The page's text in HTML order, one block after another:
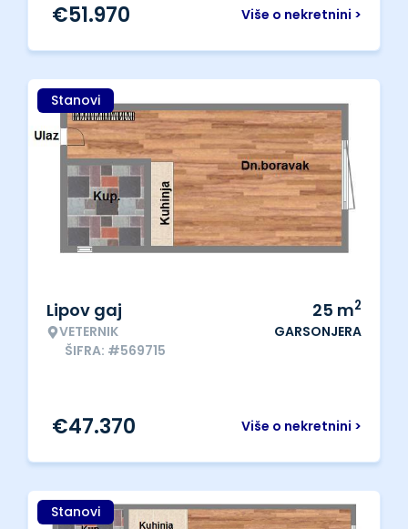
Više o nekretnini >
€51.970
Stanovi
Lipov gaj
VETERNIK
ŠIFRA: #569715
25 m2
GARSONJERA
Više o nekretnini >
€47.370
Stanovi